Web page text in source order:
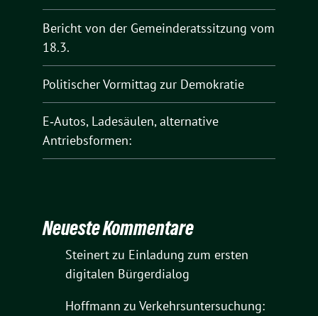
Bericht von der Gemeinderatssitzung vom
18.3.
Politischer Vormittag zur Demokratie
E‑Autos, Ladesäulen, alternative
Antriebsformen:
Neueste Kommentare
Steinertzu Einladung zum ersten
digitalen Bürgerdialog
Hoffmann zu Verkehrsuntersuchung: